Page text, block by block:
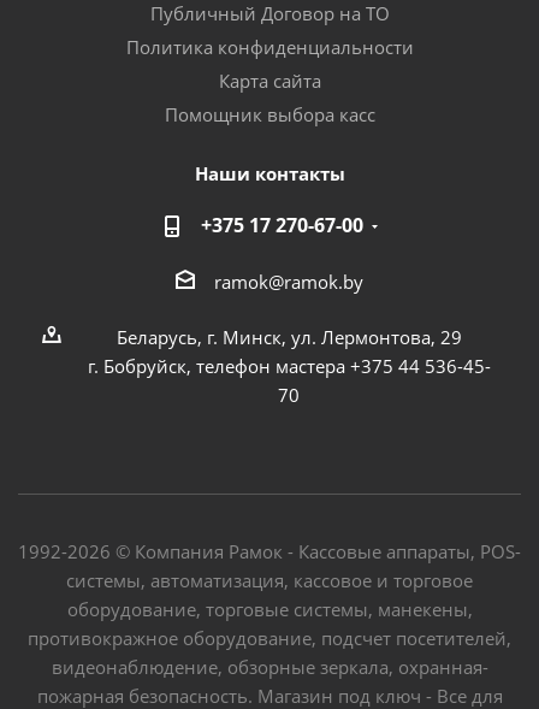
Публичный Договор на ТО
Политика конфиденциальности
Карта сайта
Помощник выбора касс
Наши контакты
+375 17 270-67-00
ramok@ramok.by
Беларусь, г. Минск, ул. Лермонтова, 29
г. Бобруйск, телефон мастера +375 44 536-45-
70
1992-2026 © Компания Рамок - Кассовые аппараты, POS-
системы, автоматизация, кассовое и торговое
оборудование, торговые системы, манекены,
противокражное оборудование, подсчет посетителей,
видеонаблюдение, обзорные зеркала, охранная-
пожарная безопасность. Магазин под ключ - Все для